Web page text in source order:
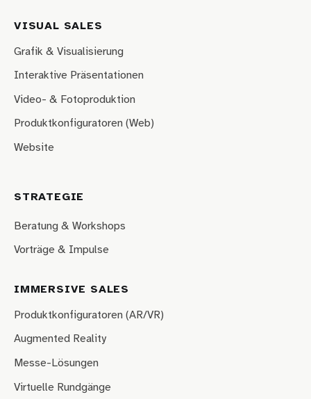
VISUAL SALES
Grafik & Visualisierung
Interaktive Präsentationen
Video- & Fotoproduktion
Produktkonfiguratoren (Web)
Website
STRATEGIE
Beratung & Workshops
Vorträge & Impulse
IMMERSIVE SALES
Produktkonfiguratoren (AR/VR)
Augmented Reality
Messe-Lösungen
Virtuelle Rundgänge